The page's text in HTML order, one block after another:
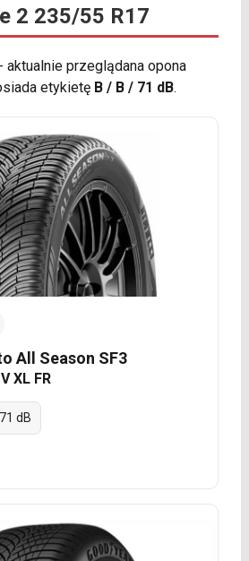
2 235/55 R17
aktualnie przeglądana opona
etykietę B / B / 71 dB.
All Season SF3
XL FR
71 dB